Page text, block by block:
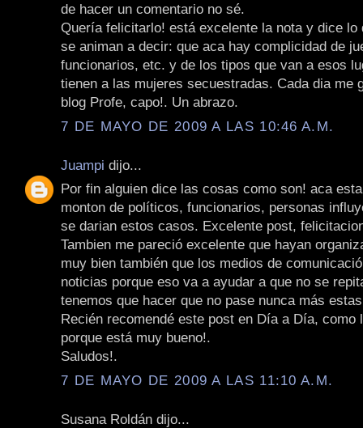
de hacer un comentario no sé.
Quería felicitarlo! está excelente la nota y dice lo
se animan a decir: que aca hay complicidad de
funcionarios, etc. y de los tipos que van a esos
tienen a las mujeres secuestradas. Cada dia me
blog Profe, capo!. Un abrazo.
7 DE MAYO DE 2009 A LAS 10:46 A.M.
Juampi dijo...
Por fin alguien dice las cosas como son! aca
monton de políticos, funcionarios, personas
se darian estos casos. Excelente post,
Tambien me pareció excelente que hayan
muy bien también que los medios de
noticias porque eso va a ayudar a que no se
tenemos que hacer que no pase nunca más
Recién recomendé este post en Día a Día, como
porque está muy bueno!.
Saludos!.
7 DE MAYO DE 2009 A LAS 11:10 A.M.
Susana Roldán dijo...